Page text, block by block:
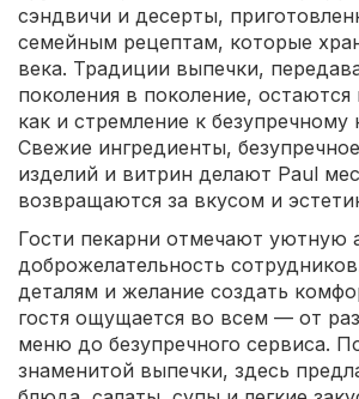
сэндвичи и десерты,
семейным рецептам, которые
века. Традиции выпечки,
поколения в поколение,
как и стремление к безупречному
Свежие ингредиенты,
изделий и витрин делают Paul
возвращаются за вкусом и
Гости пекарни отмечают уютную
доброжелательность
деталям и желание создать
гостя ощущается во всем — от
меню до безупречного сервиса.
знаменитой выпечки, здесь